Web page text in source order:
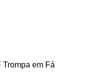
Trompa em Fá